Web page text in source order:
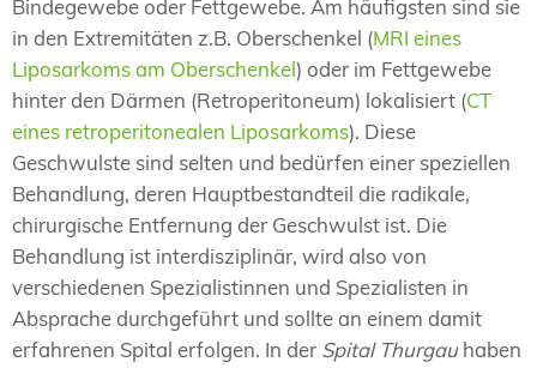
Bindegewebe oder Fettgewebe. Am häufigsten sind sie
in den Extremitäten z.B. Oberschenkel (MRI eines
Liposarkoms am Oberschenkel) oder im Fettgewebe
hinter den Därmen (Retroperitoneum) lokalisiert (CT
eines retroperitonealen Liposarkoms). Diese
Geschwulste sind selten und bedürfen einer speziellen
Behandlung, deren Hauptbestandteil die radikale,
chirurgische Entfernung der Geschwulst ist. Die
Behandlung ist interdisziplinär, wird also von
verschiedenen Spezialistinnen und Spezialisten in
Absprache durchgeführt und sollte an einem damit
erfahrenen Spital erfolgen. In der Spital Thurgauhaben